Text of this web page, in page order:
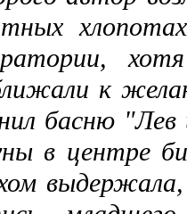
к
басню
в центре